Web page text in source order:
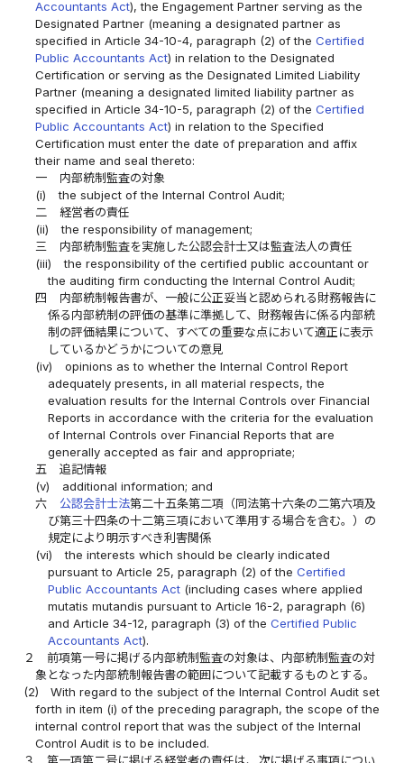
Accountants Act), the Engagement Partner serving as the
Designated Partner (meaning a designated partner as
specified in Article 34-10-4, paragraph (2) of theCertified
Public Accountants Act) in relation to the Designated
Certification or serving as the Designated Limited Liability
Partner (meaning a designated limited liability partner as
specified in Article 34-10-5, paragraph (2) of theCertified
Public Accountants Act) in relation to the Specified
Certification must enter the date of preparation and affix
their name and seal thereto:
一
内部統制監査の対象
(i)
the subject of the Internal Control Audit;
二
経営者の責任
(ii)
the responsibility of management;
三
内部統制監査を実施した公認会計士又は監査法人の責任
(iii)
the responsibility of the certified public accountant or
the auditing firm conducting the Internal Control Audit;
四
内部統制報告書が、一般に公正妥当と認められる財務報告に
係る内部統制の評価の基準に準拠して、財務報告に係る内部統
制の評価結果について、すべての重要な点において適正に表示
しているかどうかについての意見
(iv)
opinions as to whether the Internal Control Report
adequately presents, in all material respects, the
evaluation results for the Internal Controls over Financial
Reports in accordance with the criteria for the evaluation
of Internal Controls over Financial Reports that are
generally accepted as fair and appropriate;
五
追記情報
(v)
additional information; and
六
公認会計士法第二十五条第二項（同法第十六条の二第六項及
び第三十四条の十二第三項において準用する場合を含む。）の
規定により明示すべき利害関係
(vi)
the interests which should be clearly indicated
pursuant to Article 25, paragraph (2) of the Certified
Public Accountants Act(including cases where applied
mutatis mutandis pursuant to Article 16-2, paragraph (6)
and Article 34-12, paragraph (3) of the Certified Public
Accountants Act).
２
前項第一号に掲げる内部統制監査の対象は、内部統制監査の対
象となった内部統制報告書の範囲について記載するものとする。
(2)
With regard to the subject of the Internal Control Audit set
forth in item (i) of the preceding paragraph, the scope of the
internal control report that was the subject of the Internal
Control Audit is to be included.